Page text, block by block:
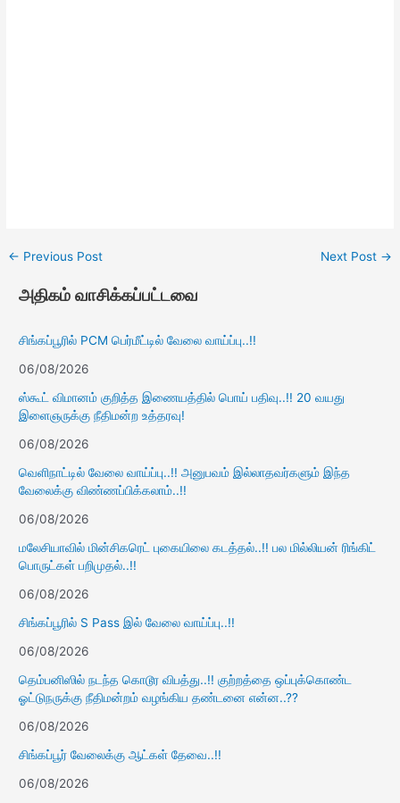
← Previous Post Next Post →
அதிகம் வாசிக்கப்பட்டவை
சிங்கப்பூரில் PCM பெர்மீட்டில் வேலை வாய்ப்பு..!!
06/08/2026
ஸ்கூட் விமானம் குறித்த இணையத்தில் பொய் பதிவு..!! 20 வயது
இளைஞருக்கு நீதிமன்ற உத்தரவு!
06/08/2026
வெளிநாட்டில் வேலை வாய்ப்பு..!! அனுபவம் இல்லாதவர்களும் இந்த
வேலைக்கு விண்ணப்பிக்கலாம்..!!
06/08/2026
மலேசியாவில் மின்சிகரெட் புகையிலை கடத்தல்..!! பல மில்லியன் ரிங்கிட்
பொருட்கள் பறிமுதல்..!!
06/08/2026
சிங்கப்பூரில் S Pass இல் வேலை வாய்ப்பு..!!
06/08/2026
தெம்பனிஸில் நடந்த கொடூர விபத்து..!! குற்றத்தை ஒப்புக்கொண்ட
ஓட்டுநருக்கு நீதிமன்றம் வழங்கிய தண்டனை என்ன..??
06/08/2026
சிங்கப்பூர் வேலைக்கு ஆட்கள் தேவை..!!
06/08/2026